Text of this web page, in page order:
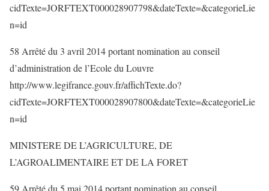
cidTexte=JORFTEXT000028907798&dateTexte=&categorieLie
n=id
58 Arrêté du 3 avril 2014 portant nomination au conseil
d’administration de l’Ecole du Louvre
http://www.legifrance.gouv.fr/affichTexte.do?
cidTexte=JORFTEXT000028907800&dateTexte=&categorieLie
n=id
MINISTERE DE L’AGRICULTURE, DE
L’AGROALIMENTAIRE ET DE LA FORET
59 Arrêté du 5 mai 2014 portant nomination au conseil